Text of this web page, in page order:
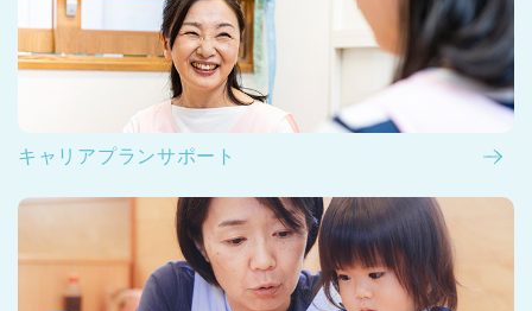
キャリアプランサポート